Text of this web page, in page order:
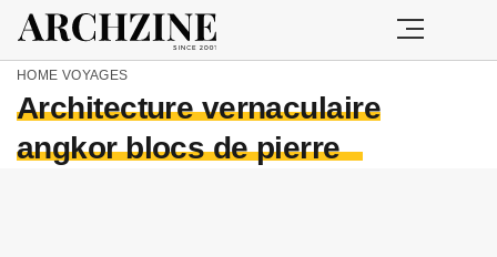
HOME VOYAGES
Architecture vernaculaire
angkor blocs de pierre